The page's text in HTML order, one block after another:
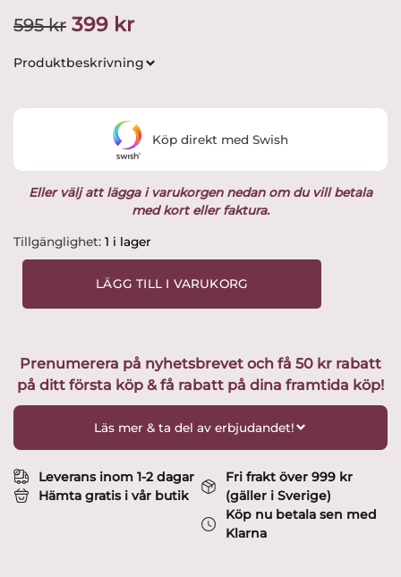
595kr Det
ursprungliga
595 kr.
399 krDet
nuvarande
är:
399 kr.
Produktbeskrivning
Eller välj att lägga i varukorgen nedan om du vill betala
med kort eller faktura.
Tillgänglighet: 1 i lager
Kosta
Boda
Röd
Design
LÄGG TILL I VARUKORG
Köp direkt med Swish
Prenumerera på nyhetsbrevet och få 50 kr rabatt
på ditt första köp & få rabatt på dina framtida köp!
Läs mer & ta del av erbjudandet!
Leverans inom 1-2 dagar
Hämta gratis i vår butik
Fri frakt över 999 kr
(gäller i Sverige)
Köp nu betala sen med
Klarna